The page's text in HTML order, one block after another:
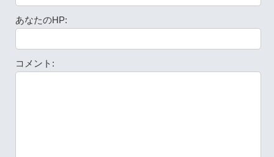
あなたのHP:
コメント: